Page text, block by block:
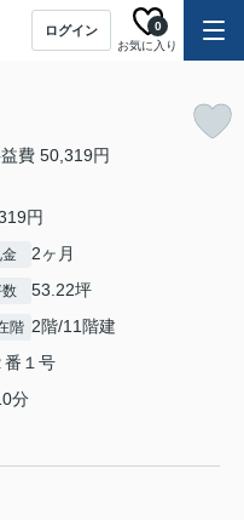
ログイン
お気に入り
0
費 50,319円
円
2ヶ月
53.22坪
階 2階/11階建
番１号
分